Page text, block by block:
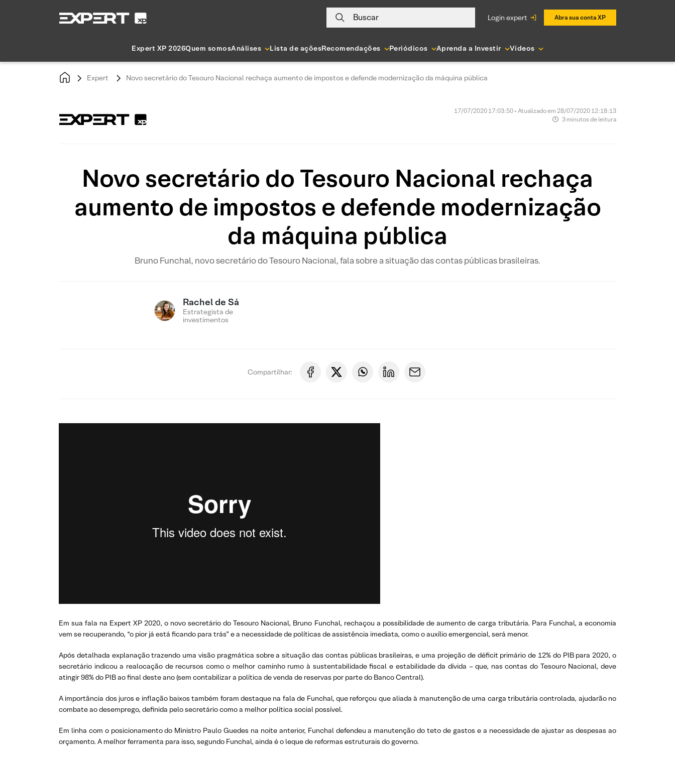
Buscar login expert Abra sua conta XP
Expert XP 2026Quem somosAnálises Lista de açõesRecomendações Periódicos Aprenda a Investir Vídeos
Expert Novo secretário do Tesouro Nacional rechaça aumento de impostos e defende modernização da máquina pública
17/07/2020 17:03:50 • Atualizado em 28/07/2020 12:18:13
3 minutos de leitura
Novo secretário do Tesouro Nacional rechaça
aumento de impostos e defende modernização
da máquina pública
Bruno Funchal, novo secretário do Tesouro Nacional, fala sobre a situação das contas públicas brasileiras.
Rachel de Sá
Estrategista de
investimentos
Compartilhar:
Em sua fala na Expert XP 2020, o novo secretário do Tesouro Nacional, Bruno Funchal, rechaçou a possibilidade de aumento de carga tributária. Para Funchal, a economia
vem se recuperando, “o pior já está ficando para trás” e a necessidade de políticas de assistência imediata, como o auxílio emergencial, será menor.
Após detalhada explanação trazendo uma visão pragmática sobre a situação das contas públicas brasileiras, e uma projeção de déficit primário de 12% do PIB para 2020, o
secretário indicou a realocação de recursos como o melhor caminho rumo à sustentabilidade fiscal e estabilidade da dívida – que, nas contas do Tesouro Nacional, deve
atingir 98% do PIB ao final deste ano (sem contabilizar a política de venda de reservas por parte do Banco Central).
A importância dos juros e inflação baixos também foram destaque na fala de Funchal, que reforçou que aliada à manutenção de uma carga tributária controlada, ajudarão no
combate ao desemprego, definida pelo secretário como a melhor política social possível.
Em linha com o posicionamento do Ministro Paulo Guedes na noite anterior, Funchal defendeu a manutenção do teto de gastos e a necessidade de ajustar as despesas ao
orçamento. A melhor ferramenta para isso, segundo Funchal, ainda é o leque de reformas estruturais do governo.